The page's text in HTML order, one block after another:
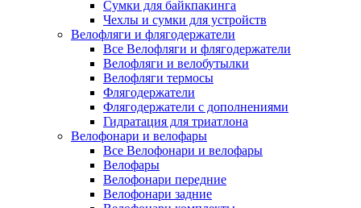
Сумки для байкпакинга
Чехлы и сумки для устройств
Велофляги и флягодержатели
Все Велофляги и флягодержатели
Велофляги и велобутылки
Велофляги термосы
Флягодержатели
Флягодержатели с дополнениями
Гидратация для триатлона
Велофонари и велофары
Все Велофонари и велофары
Велофары
Велофонари передние
Велофонари задние